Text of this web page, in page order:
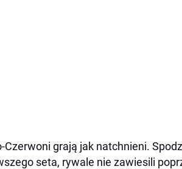
Czerwoni grają jak natchnieni.
seta, rywale nie zawiesili